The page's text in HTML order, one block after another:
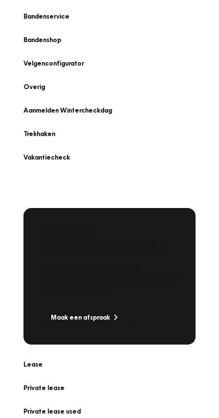
Bandenservice
Bandenshop
Velgenconfigurator
Overig
Aanmelden Wintercheckdag
Trekhaken
Vakantiecheck
Maak een afspraak
Lease
Private lease
Private lease used